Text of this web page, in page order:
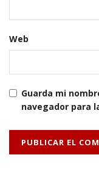
Web
Guarda mi
navegador para